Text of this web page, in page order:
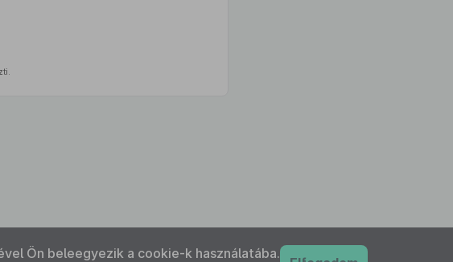
Ön beleegyezik a cookie-k használatába.